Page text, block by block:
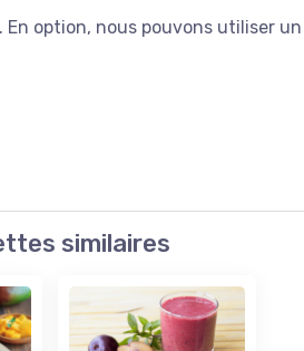
option, nous pouvons utiliser un
similaires